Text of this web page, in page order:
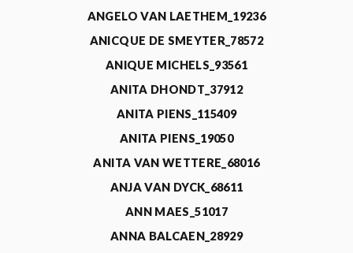
ANGELO VAN LAETHEM_19236
ANICQUE DE SMEYTER_78572
ANIQUE MICHELS_93561
ANITA DHONDT_37912
ANITA PIENS_115409
ANITA PIENS_19050
ANITA VAN WETTERE_68016
ANJA VAN DYCK_68611
ANN MAES_51017
ANNA BALCAEN_28929